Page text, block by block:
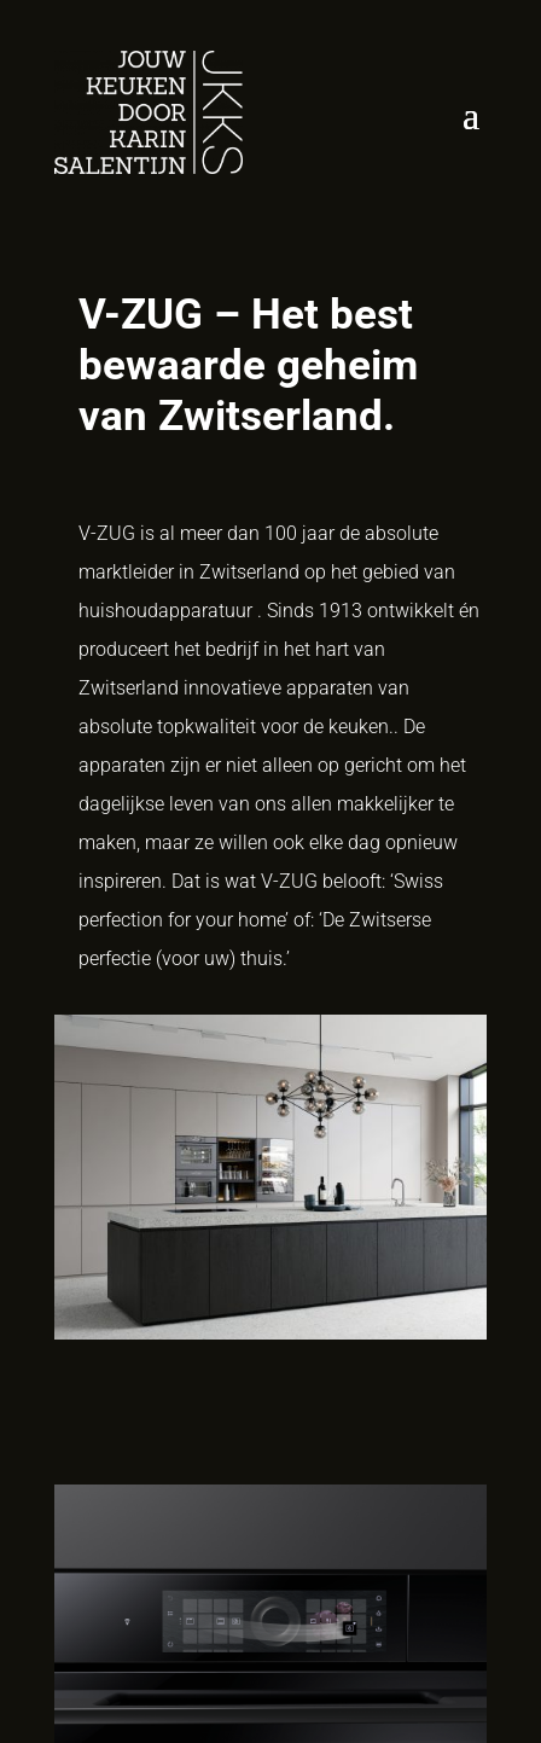
V-ZUG – Het best
bewaarde geheim
van Zwitserland.
V-ZUG is al meer dan 100 jaar de absolute
marktleider in Zwitserland op het gebied van
huishoudapparatuur . Sinds 1913 ontwikkelt én
produceert het bedrijf in het hart van
Zwitserland innovatieve apparaten van
absolute topkwaliteit voor de keuken.. De
apparaten zijn er niet alleen op gericht om het
dagelijkse leven van ons allen makkelijker te
maken, maar ze willen ook elke dag opnieuw
inspireren. Dat is wat V-ZUG belooft: ‘Swiss
perfection for your home’ of: ‘De Zwitserse
perfectie (voor uw) thuis.’